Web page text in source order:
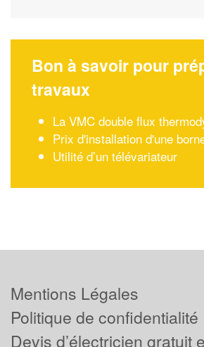
Bon à savoir pour
travaux
La VMC double flux
Prix d'installation d'une
Utilité d’un télévariateur
Mentions Légales
Politique de confidentialité
Devis d’électricien gratuit